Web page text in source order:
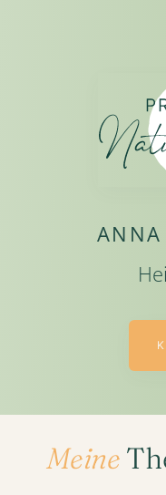
ANNA
Meine